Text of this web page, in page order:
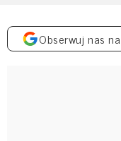
Obserwuj nas